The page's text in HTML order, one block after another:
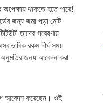
অপেক্ষায় থাকতে হতে পারে!
জন্য জমা পড়া মোট
তাদের গবেষণায়
রকম দীর্ঘ সময়
অনুমতির জন্য আবেদন করা
আবেদন করেছেন। ওই